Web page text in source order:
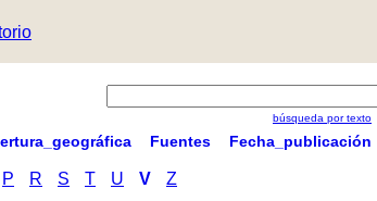
búsqueda por texto
Fuentes Fecha_publicación
P R S T U V
Z